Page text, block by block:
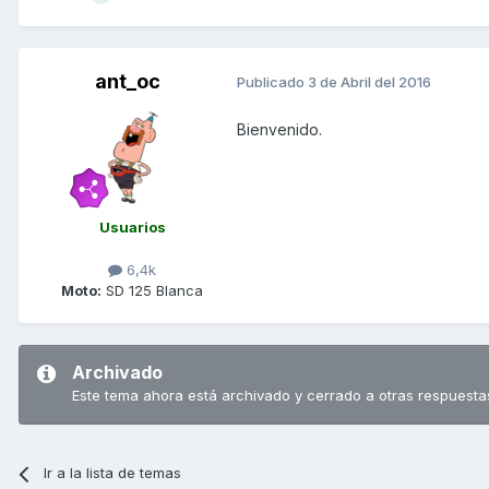
ant_oc
Usuarios
6,4k
Moto: SD 125 Blanca
Publicado 3 de Abril del 2016
Bienvenido.
Archivado
Este tema ahora está archivado y cerrado a otras
Ir a la lista de temas